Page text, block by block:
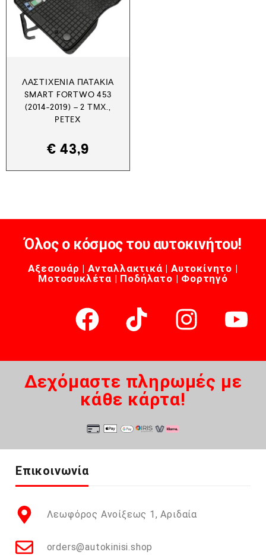
ΛΑΣΤΙΧΈΝΙΑ ΠΑΤΆΚΙΑ
SMART FORTWO 453
(2014-2019) – 2 ΤΜΧ.,
PETEX
€ 43,9
Όλος ο κόσμος του αυτοκινήτου!
Αξεσουάρ | Ανταλλακτικά | Αυτοκίνητο |
Μοτοσυκλέτα | Ποδήλατο | Φορτηγό
Δεχόμαστε πληρωμές με
κάθε κάρτα!
Επικοινωνία
Λεωφόρος Ανοίξεως 1, Αριδαία
orders@autokinisi.shop